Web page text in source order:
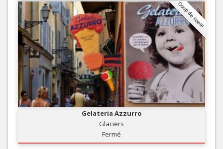
Coup de coeur
Gelateria Azzurro
Glaciers
Fermé